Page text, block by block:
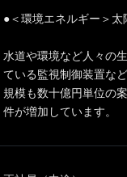
●＜環境エネルギー＞
水道や環境など人々の
ている監視制御装置な
規模も数十億円単位の
件が増加しています。